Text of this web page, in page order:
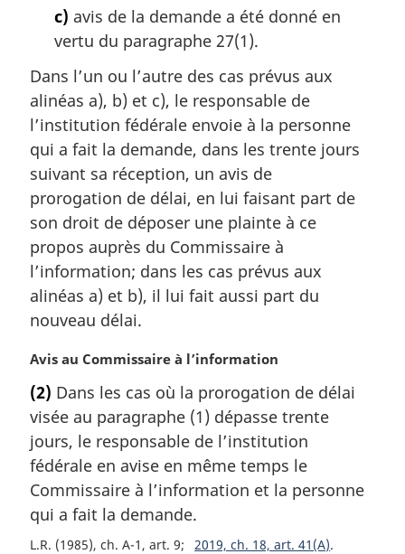
c) avis de la demande a été donné en
vertu du paragraphe 27(1).
Dans l’un ou l’autre des cas prévus aux
alinéas a), b) et c), le responsable de
l’institution fédérale envoie à la personne
qui a fait la demande, dans les trente jours
suivant sa réception, un avis de
prorogation de délai, en lui faisant part de
son droit de déposer une plainte à ce
propos auprès du Commissaire à
l’information; dans les cas prévus aux
alinéas a) et b), il lui fait aussi part du
nouveau délai.
N
t
e
m
a
r
g
i
n
Avis au Commissaire à l’information
(2) Dans les cas où la prorogation de délai
visée au paragraphe (1) dépasse trente
jours, le responsable de l’institution
fédérale en avise en même temps le
Commissaire à l’information et la personne
qui a fait la demande.
L.R. (1985), ch. A-1, art. 9 2019, ch. 18, art. 41(A)